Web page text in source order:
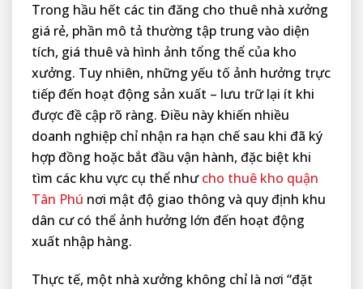
Trong hầu hết các tin đăng cho thuê nhà xưởng
giá rẻ, phần mô tả thường tập trung vào diện
tích, giá thuê và hình ảnh tổng thể của kho
xưởng. Tuy nhiên, những yếu tố ảnh hưởng trực
tiếp đến hoạt động sản xuất – lưu trữ lại ít khi
được đề cập rõ ràng. Điều này khiến nhiều
doanh nghiệp chỉ nhận ra hạn chế sau khi đã ký
hợp đồng hoặc bắt đầu vận hành, đặc biệt khi
tìm các khu vực cụ thể nhưcho thuê kho quận
Tân Phú nơi mật độ giao thông và quy định khu
dân cư có thể ảnh hưởng lớn đến hoạt động
xuất nhập hàng.
Thực tế, một nhà xưởng không chỉ là nơi “đặt